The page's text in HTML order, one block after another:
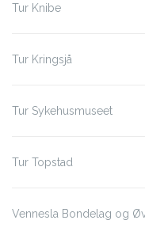
Tur Knibe
Tur Kringsjå
Tur Sykehusmuseet
Tur Topstad
Vennesla Bondelag og